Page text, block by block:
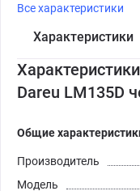
Все характеристики
Характеристики
Dareu LM135D
Общие
Производитель
Модель